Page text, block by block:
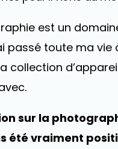
est un
passé toute ma
collection
sur la
été vraiment